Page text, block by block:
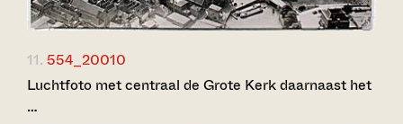
11. 554_20010
Luchtfoto met centraal de Grote Kerk daarnaast het
…